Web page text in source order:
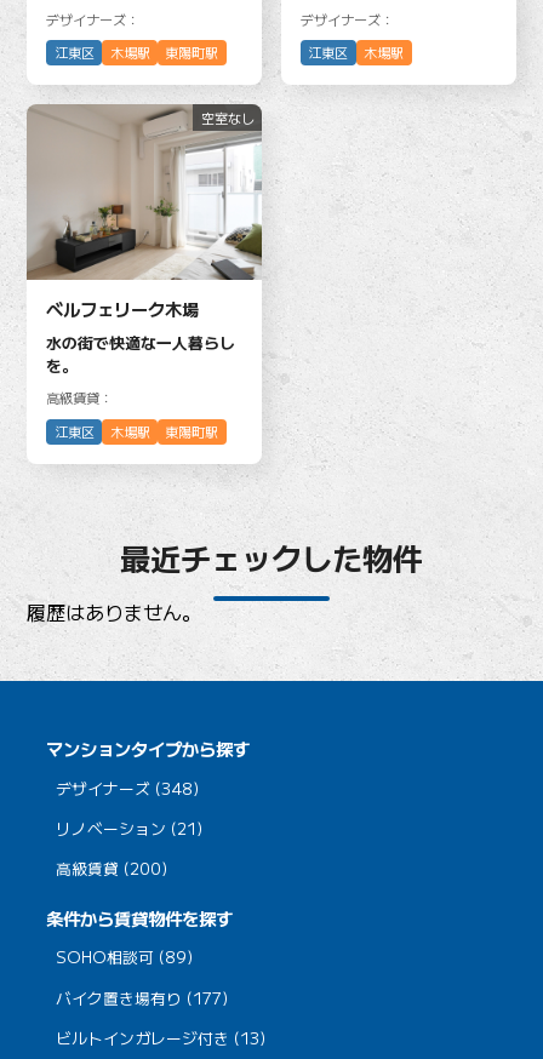
デザイナーズ：
江東区
木場駅 東陽町駅
デザイナーズ：
江東区
木場駅
ベルフェリーク木場
水の街で快適な一人暮らし
を。
高級賃貸：
江東区
木場駅 東陽町駅
空室なし
最近チェックした物件
履歴はありません。
マンションタイプから探す
デザイナーズ (348)
リノベーション (21)
高級賃貸 (200)
条件から賃貸物件を探す
SOHO相談可 (89)
バイク置き場有り (177)
ビルトインガレージ付き (13)